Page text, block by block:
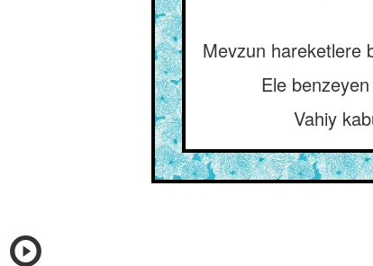
Mevzun hareketlere
Ele
Vahiy